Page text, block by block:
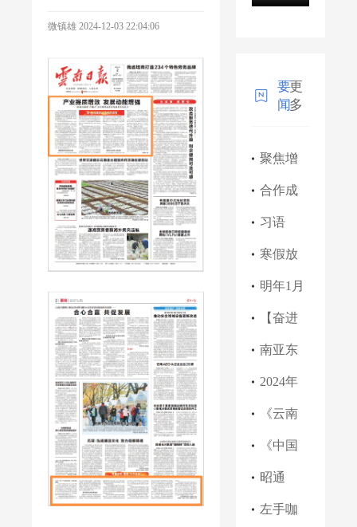
微镇雄 2024-12-03 22:04:06
要
闻
更
多
聚焦增
收主线
增进民
生福祉
—昭通
市做
好“产城
人”文章
推进高
质量发
展系列
报道之
合作成
果丰硕
云南移
动在202
4腾冲科
学家论
坛签署
多项合
作协议
习语
｜“牢记
历史、
不忘过
去，珍
爱和
平、开
创未来”
寒假放
假时间
来了，
昭通家
长、学
生快看
→
明年1月
起，昭
通高龄
津贴无
需申
请???，
到年龄
后自动
【奋进
新时代
传播好
声音】
镇雄县
第三中
学成功
南亚东
南亚媒
体联盟
年会在
云南西
双版纳
2024年
度中国
国际传
播热词
发布 彰
《云南
日报》
头版聚
焦昭
《中国
民族
报》整
昭通
市“家门
左手咖